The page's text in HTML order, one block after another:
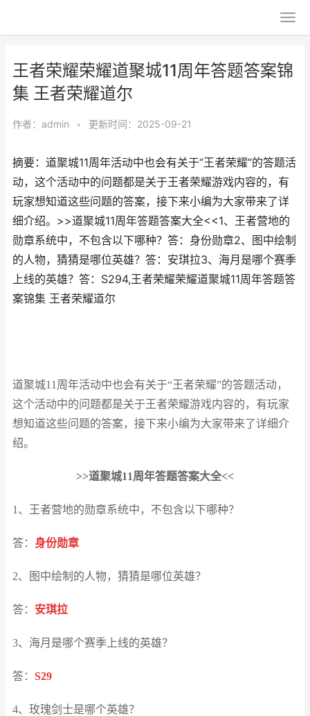
王者荣耀荣耀道聚城11周年答题答案锦
集 王者荣耀道尔
作者： admin • 更新时间：2025-09-21
摘要：道聚城11周年活动中也会有关于“王者荣耀”的答题活
动，这个活动中的问题都是关于王者荣耀游戏内容的，有
玩家想知道这些问题的答案，接下来小编为大家带来了详
细介绍。>>道聚城11周年答题答案大全<<1、王者营地的
勋章系统中，不包含以下哪种？答：身份勋章2、图中绘制
的人物，猜猜是哪位英雄？答：安琪拉3、海月是哪个赛季
上线的英雄？答：S294,王者荣耀荣耀道聚城11周年答题答
案锦集 王者荣耀道尔
道聚城11周年活动中也会有关于“王者荣耀”的答题活动，
这个活动中的问题都是关于王者荣耀游戏内容的，有玩家
想知道这些问题的答案，接下来小编为大家带来了详细介
绍。
>>道聚城11周年答题答案大全<<
1、王者营地的勋章系统中，不包含以下哪种？
答： 身份勋章
2、图中绘制的人物，猜猜是哪位英雄？
答： 安琪拉
3、海月是哪个赛季上线的英雄？
答： S29
4、玫瑰剑士是哪个英雄？